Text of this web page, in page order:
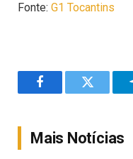
Fonte: G1 Tocantins
FacebookTwitter
Mais Notícias